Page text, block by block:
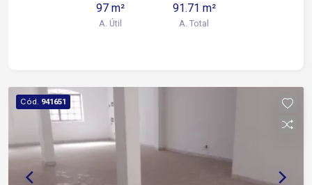
97 m²
A. Útil
91.71 m²
A. Total
Cód. 941651